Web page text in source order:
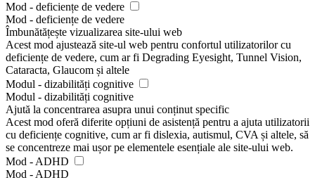
Mod - deficiențe de vedere
Mod - deficiențe de vedere
Îmbunătățește vizualizarea site-ului web
Acest mod ajustează site-ul web pentru confortul utilizatorilor cu
deficiențe de vedere, cum ar fi Degrading Eyesight, Tunnel Vision,
Cataracta, Glaucom și altele
Modul - dizabilități cognitive
Modul - dizabilități cognitive
Ajută la concentrarea asupra unui conținut specific
Acest mod oferă diferite opțiuni de asistență pentru a ajuta utilizatorii
cu deficiențe cognitive, cum ar fi dislexia, autismul, CVA și altele, să
se concentreze mai ușor pe elementele esențiale ale site-ului web.
Mod - ADHD
Mod - ADHD